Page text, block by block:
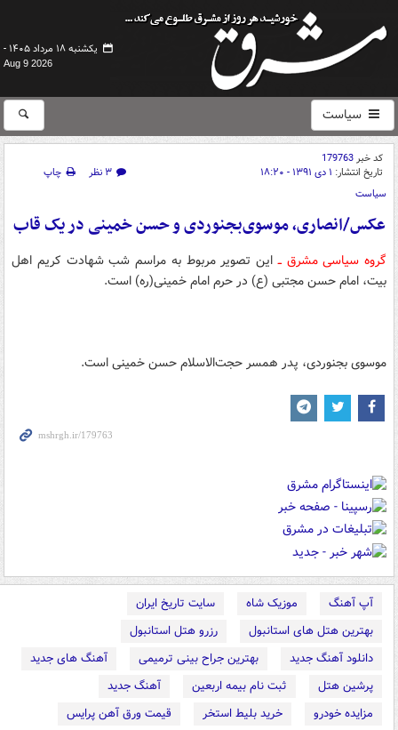
یکشنبه ۱۸ مرداد ۱۴۰۵ -
Aug 9 2026
سیاست
کد خبر179763
تاریخ انتشار: ۱ دی ۱۳۹۱ - ۱۸:۲۰ ۳ نظر
چاپ
سیاست
عکس/انصاری، موسوی‌بجنوردی و حسن خمینی در یک قاب
گروه سیاسی مشرق ــ این تصویر مربوط به مراسم شب شهادت کریم اهل
بیت، امام حسن مجتبی (ع) در حرم امام خمینی(ره) است.
موسوی بجنوردی، پدر همسر حجت‌الاسلام حسن خمینی است.
آپ آهنگ موزیک شاه
سایت تاریخ ایران
بهترین هتل های استانبول
رزرو هتل استانبول
دانلود آهنگ جدید
بهترین جراح بینی ترمیمی
آهنگ های جدید
پرشین هتل
ثبت نام بیمه اربعین
آهنگ جدید
مزایده خودرو
خرید بلیط استخر
قیمت ورق آهن پرایس